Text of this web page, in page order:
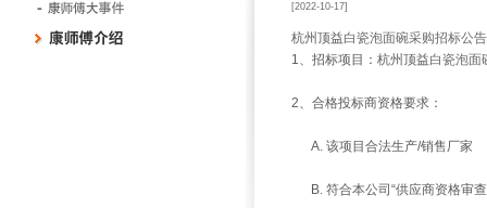
[2022-10-17]
杭州顶益白瓷泡面碗采购招标公
1、招标项目：杭州顶益白瓷泡面
2、合格投标商资格要求：
A. 该项目合法生产/销售厂家
B. 符合本公司“供应商资格审查